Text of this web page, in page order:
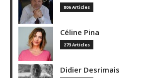
806 Articles
Céline Pina
273 Articles
Didier Desrimais